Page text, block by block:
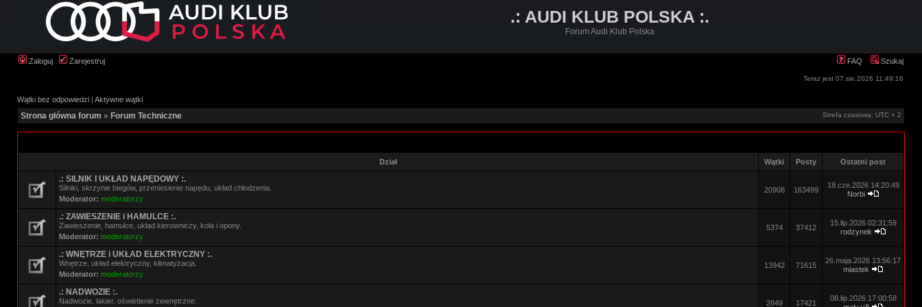
.: AUDI KLUB POLSKA :.
Forum Audi Klub Polska
Zaloguj Zarejestruj FAQ Szukaj
Teraz jest 07.sie.2026 11:49:16
Wątki bez odpowiedzi | Aktywne wątki
Strona główna forum » Forum Techniczne Strefa czasowa: UTC + 2
Dział Wątki Posty Ostatni post
.: SILNIK I UKŁAD NAPĘDOWY :.
Silniki, skrzynie biegów, przeniesienie napędu, układ chłodzenia.
Moderator: moderatorzy
20908 163499
18.cze.2026 14:20:49
Norbi
.: ZAWIESZENIE i HAMULCE :.
Zawieszenie, hamulce, układ kierowniczy, koła i opony.
Moderator: moderatorzy
5374 37412
15.lip.2026 02:31:59
rodzynek
.: WNĘTRZE i UKŁAD ELEKTRYCZNY :.
Wnętrze, układ elektryczny, klimatyzacja.
Moderator: moderatorzy
13942 71615
26.maja.2026 13:56:17
miastek
.: NADWOZIE :.
Nadwozie, lakier, oświetlenie zewnętrzne.
2849 17421
08.lip.2026 17:00:58